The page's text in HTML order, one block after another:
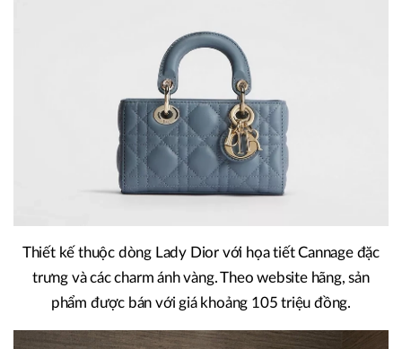
Thiết kế thuộc dòng Lady Dior với họa tiết Cannage đặc
trưng và các charm ánh vàng. Theo website hãng, sản
phẩm được bán với giá khoảng 105 triệu đồng.